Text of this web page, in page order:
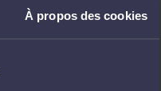
À propos des cookies